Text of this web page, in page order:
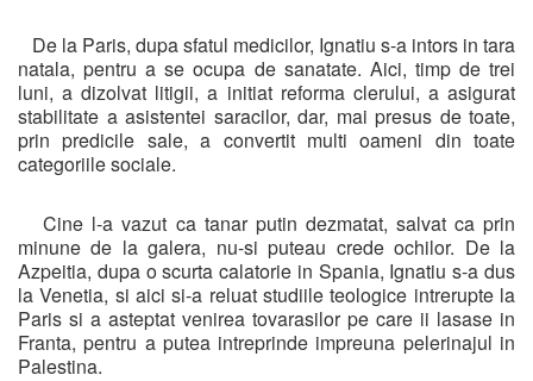
De la Paris, dupa sfatul medicilor, Ignatiu s-a intors in tara
natala, pentru a se ocupa de sanatate. Aici, timp de trei
luni, a dizolvat litigii, a initiat reforma clerului, a asigurat
stabilitate a asistentei saracilor, dar, mai presus de toate,
prin predicile sale, a convertit multi oameni din toate
categoriile sociale.
Cine l-a vazut ca tanar putin dezmatat, salvat ca prin
minune de la galera, nu-si puteau crede ochilor. De la
Azpeitia, dupa o scurta calatorie in Spania, Ignatiu s-a dus
la Venetia, si aici si-a reluat studiile teologice intrerupte la
Paris si a asteptat venirea tovarasilor pe care ii lasase in
Franta, pentru a putea intreprinde impreuna pelerinajul in
Palestina.